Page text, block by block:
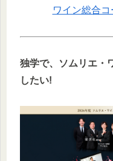
ワイン総合
独学で、
ソムリエ・
したい!